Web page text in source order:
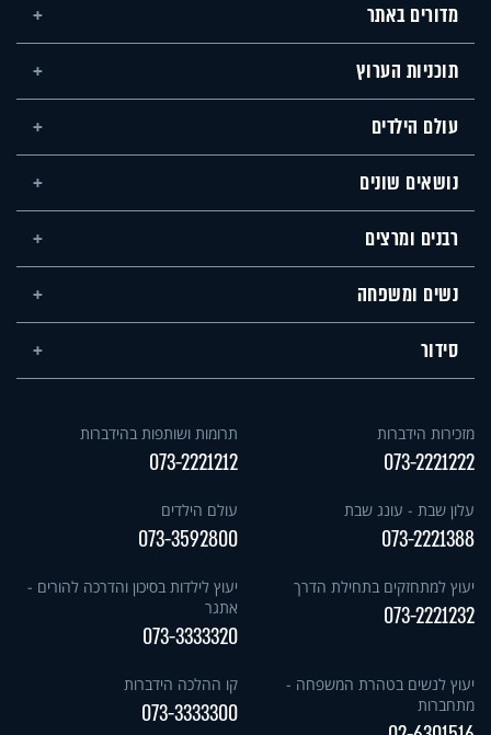
מדורים באתר
תוכניות הערוץ
עולם הילדים
נושאים שונים
רבנים ומרצים
נשים ומשפחה
סידור
מזכירות הידברות
073-2221222
תרומות ושותפות בהידברות
073-2221212
עלון שבת - עונג שבת
073-2221388
עולם הילדים
073-3592800
יעוץ למתחזקים בתחילת הדרך
073-2221232
יעוץ לילדות בסיכון והדרכה להורים -
אתגר
073-3333320
יעוץ לנשים בטהרת המשפחה -
מתחברות
קו ההלכה הידברות
073-3333300